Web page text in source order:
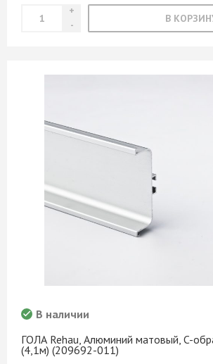
В
ГОЛА Rehau, Алюминий матовый, C-
(4,1м) (209692-011)
В наличии